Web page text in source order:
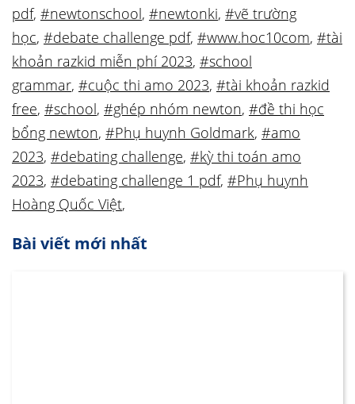
pdf, #newtonschool, #newtonki, #vẽ trường
học, #debate challenge pdf, #www.hoc10com, #tài
khoản razkid miễn phí 2023, #school
grammar, #cuộc thi amo 2023, #tài khoản razkid
free, #school, #ghép nhóm newton, #đề thi học
bổng newton, #Phụ huynh Goldmark, #amo
2023, #debating challenge, #kỳ thi toán amo
2023, #debating challenge 1 pdf, #Phụ huynh
Hoàng Quốc Việt,
Bài viết mới nhất